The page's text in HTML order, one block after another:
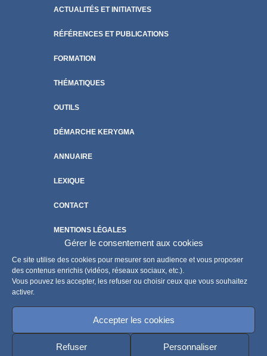
Gérer le consentement aux cookies
Ce site utilise des cookies pour mesurer son audience et vous proposer
des contenus enrichis (vidéos, réseaux sociaux, etc.).
Vous pouvez les accepter, les refuser ou choisir ceux que vous souhaitez
activer.
Accepter les cookies
Refuser Personnaliser
ACTUALITÉS ET INITIATIVES
RÉFÉRENCES ET PUBLICATIONS
FORMATION
THÉMATIQUES
OUTILS
DÉMARCHE KERYGMA
ANNUAIRE
LEXIQUE
CONTACT
MENTIONS LÉGALES